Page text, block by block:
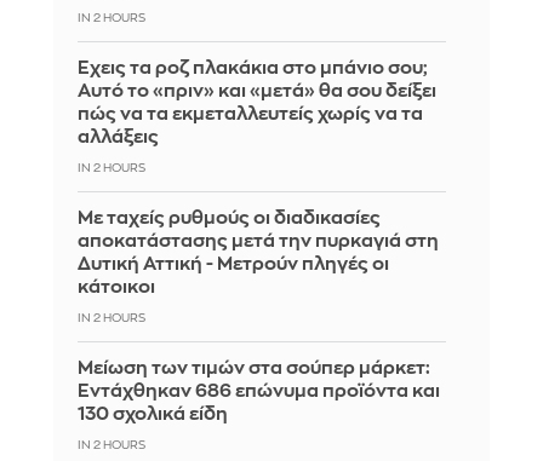
IN 2 HOURS
Έχεις τα ροζ πλακάκια στο μπάνιο σου;
Αυτό το «πριν» και «μετά» θα σου δείξει
πώς να τα εκμεταλλευτείς χωρίς να τα
αλλάξεις
IN 2 HOURS
Με ταχείς ρυθμούς οι διαδικασίες
αποκατάστασης μετά την πυρκαγιά στη
Δυτική Αττική - Μετρούν πληγές οι
κάτοικοι
IN 2 HOURS
Μείωση των τιμών στα σούπερ μάρκετ:
Εντάχθηκαν 686 επώνυμα προϊόντα και
130 σχολικά είδη
IN 2 HOURS